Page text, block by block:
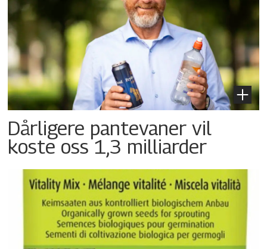
Dårligere pantevaner vil
koste oss 1,3 milliarder